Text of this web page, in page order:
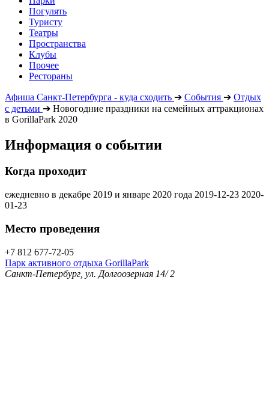
Погулять
Туристу
Театры
Пространства
Клубы
Прочее
Рестораны
Афиша Санкт-Петербурга - куда сходить ➔ События ➔ Отдых
с детьми ➔ Новогодние праздники на семейных аттракционах
в GorillaPark 2020
Информация о событии
Когда проходит
ежедневно в декабре 2019 и январе 2020 года 2019-12-23 2020-
01-23
Место проведения
+7 812 677-72-05
Парк активного отдыха GorillaPark
Санкт-Петербург, ул. Долгоозерная 14/ 2